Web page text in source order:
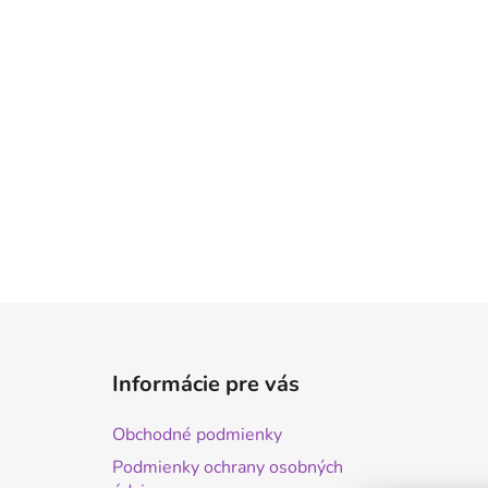
Informácie pre vás
Obchodné podmienky
Podmienky ochrany osobných